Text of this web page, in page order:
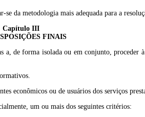
da metodologia mais adequada para a
Capítulo III
FINAIS
de forma isolada ou em conjunto, proceder
econômicos ou de usuários dos serviços
um ou mais dos seguintes critérios: